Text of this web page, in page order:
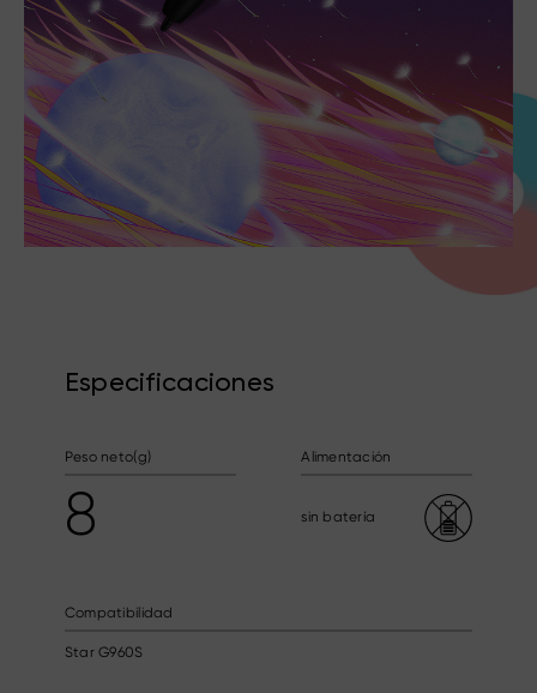
Especificaciones
Peso neto(g)
8
Alimentación
sin batería
Compatibilidad
Star G960S